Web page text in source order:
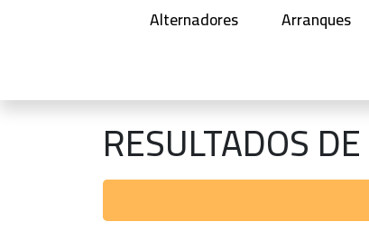
Alternadores Arranques
RESULTADOS